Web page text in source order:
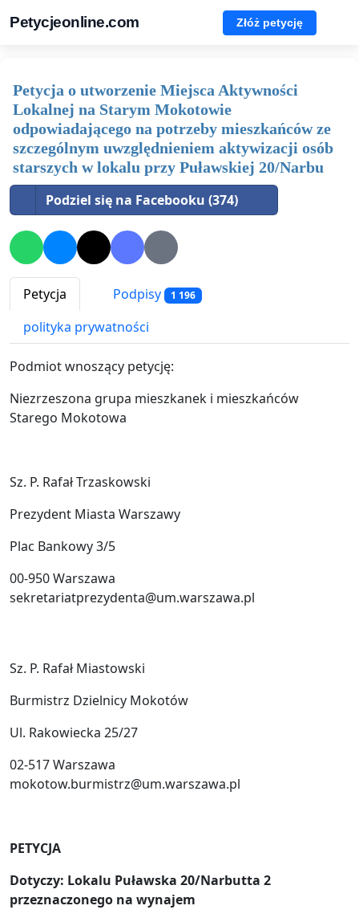
Petycjeonline.com Złóż petycję
Petycja o utworzenie Miejsca Aktywności
Lokalnej na Starym Mokotowie
odpowiadającego na potrzeby mieszkańców ze
szczególnym uwzględnieniem aktywizacji osób
starszych w lokalu przy Puławskiej 20/Narbu
Podziel się na Facebooku (374)
Petycja Podpisy 1 196
polityka prywatności
Podmiot wnoszący petycję:
Niezrzeszona grupa mieszkanek i mieszkańców
Starego Mokotowa
Sz. P. Rafał Trzaskowski
Prezydent Miasta Warszawy
Plac Bankowy 3/5
00-950 Warszawa
sekretariatprezydenta@um.warszawa.pl
Sz. P. Rafał Miastowski
Burmistrz Dzielnicy Mokotów
Ul. Rakowiecka 25/27
02-517 Warszawa
mokotow.burmistrz@um.warszawa.pl
PETYCJA
Dotyczy: Lokalu Puławska 20/Narbutta 2
przeznaczonego na wynajem